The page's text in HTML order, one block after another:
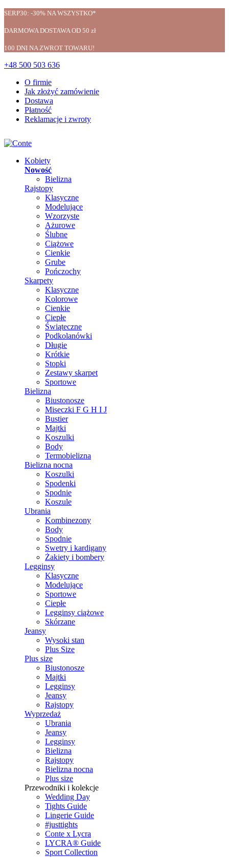
SERP30: -30% NA WSZYSTKO*
DARMOWA DOSTAWA OD 50 zł
100 DNI NA ZWROT TOWARU!
+48 500 503 636
O firmie
Jak złożyć zamówienie
Dostawa
Płatność
Reklamacje i zwroty
Kobiety
Nowość
Bielizna
Rajstopy
Klasyczne
Modelujące
Wzorzyste
Ażurowe
Ślubne
Ciążowe
Cienkie
Grube
Pończochy
Skarpety
Klasyczne
Kolorowe
Cienkie
Ciepłe
Świąteczne
Podkolanówki
Długie
Krótkie
Stopki
Zestawy skarpet
Sportowe
Bielizna
Biustonosze
Miseczki F G H I J
Bustier
Majtki
Koszulki
Body
Termobielizna
Bielizna nocna
Koszulki
Spodenki
Spodnie
Koszule
Ubrania
Kombinezony
Body
Spodnie
Swetry i kardigany
Żakiety i bombery
Legginsy
Klasyczne
Modelujące
Sportowe
Ciepłe
Legginsy ciążowe
Skórzane
Jeansy
Wysoki stan
Plus Size
Plus size
Biustonosze
Majtki
Legginsy
Jeansy
Rajstopy
Wyprzedaż
Ubrania
Jeansy
Legginsy
Bielizna
Rajstopy
Bielizna nocna
Plus size
Przewodniki i kolekcje
Wedding Day
Tights Guide
Lingerie Guide
#justtights
Conte x Lycra
LYCRA® Guide
Sport Сollection